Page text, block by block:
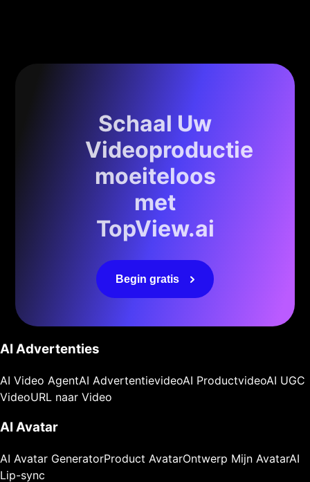
Schaal Uw
Videoproductie
moeiteloos
met
TopView.ai
Begin gratis
AI Advertenties
AI Video AgentAI AdvertentievideoAI ProductvideoAI UGC
VideoURL naar Video
AI Avatar
AI Avatar GeneratorProduct AvatarOntwerp Mijn AvatarAI
Lip-sync